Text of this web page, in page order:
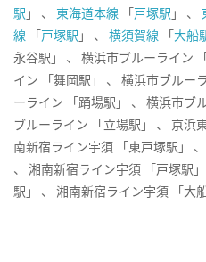
駅 」 、 東海道本線 「戸塚駅 」 、
線 「戸塚駅 」 、 横須賀線 「大船
永谷駅」 、 横浜市ブルーライン
イン 「舞岡駅」 、 横浜市ブルー
ーライン 「踊場駅」 、 横浜市ブ
ブルーライン 「立場駅」 、 京浜
南新宿ライン宇須 「東戸塚駅」
、 湘南新宿ライン宇須 「戸塚駅
駅」 、 湘南新宿ライン宇須 「大